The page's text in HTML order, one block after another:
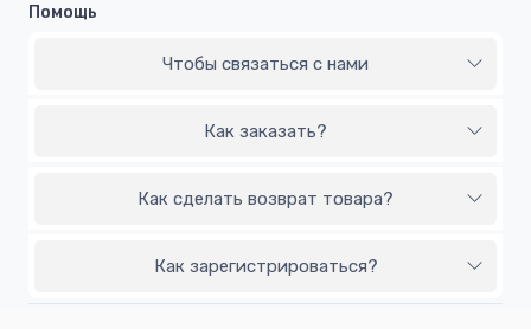
Помощь
Чтобы связаться с нами
Как заказать?
Как сделать возврат товара?
Как зарегистрироваться?